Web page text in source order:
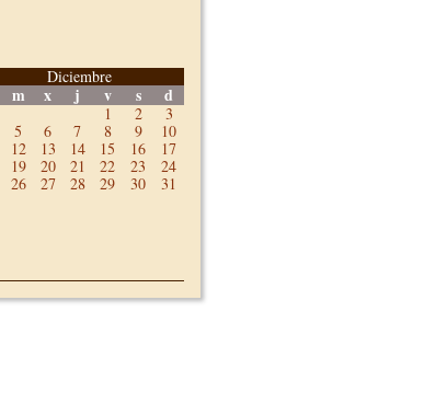
Diciembre
m x j v s d
1 2
3
5 6 7 8 9
10
12 13 14 15 16
17
19 20 21 22 23
24
26 27 28 29 30 31